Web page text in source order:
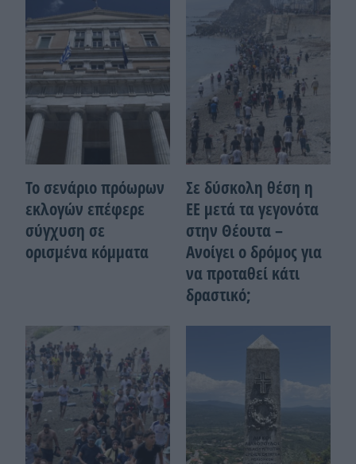
Το σενάριο πρόωρων
εκλογών επέφερε
σύγχυση σε
ορισμένα κόμματα
Σε δύσκολη θέση η
ΕΕ μετά τα γεγονότα
στην Θέουτα –
Ανοίγει ο δρόμος για
να προταθεί κάτι
δραστικό;